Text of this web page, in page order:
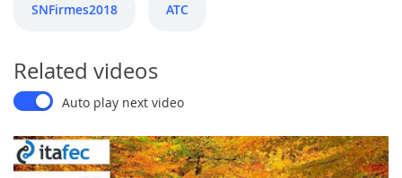
SNFirmes2018 ATC
Related videos
Auto play next video